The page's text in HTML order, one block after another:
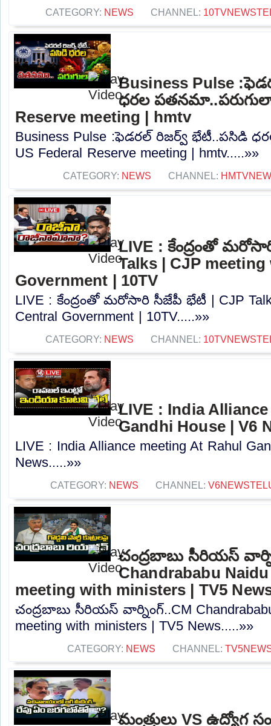
CATEGORY: NEWS CHANNEL:
Business Pulse
ధరల
Reserve meeting | hmtv
Business Pulse :ఫెడరల్ రిజర్వ్ భేటీ..పసిడి
US Federal Reserve meeting | hmtv.....»»
CATEGORY: NEWS CHANNEL:
LIVE : కేంద్రంతో
Talks | CJP
Government | 10TV
LIVE : కేంద్రంతో మరోసారి సీజేపీ భేటీ | CJP
Central Government | 10TV.....»»
CATEGORY: NEWS CHANNEL:
LIVE : India
Gandhi House | V6
LIVE : India Alliance meeting At Rahul
News.....»»
CATEGORY: NEWS CHANNEL:
చంద్రబాబు సీరియస్
Chandrababu
meeting with ministers | TV5
చంద్రబాబు సీరియస్ వార్నింగ్..CM
meeting with ministers | TV5 News.....»»
CATEGORY: NEWS CHANNEL:
మంత్రులు VS ఉద్యోగ